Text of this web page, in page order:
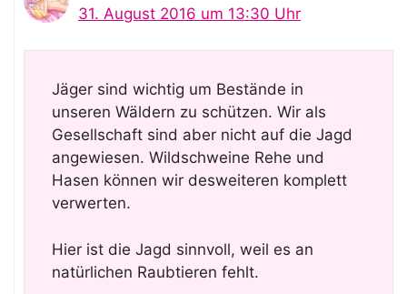
31. August 2016 um 13:30 Uhr
Jäger sind wichtig um Bestände in
unseren Wäldern zu schützen. Wir als
Gesellschaft sind aber nicht auf die Jagd
angewiesen. Wildschweine Rehe und
Hasen können wir desweiteren komplett
verwerten.
Hier ist die Jagd sinnvoll, weil es an
natürlichen Raubtieren fehlt.